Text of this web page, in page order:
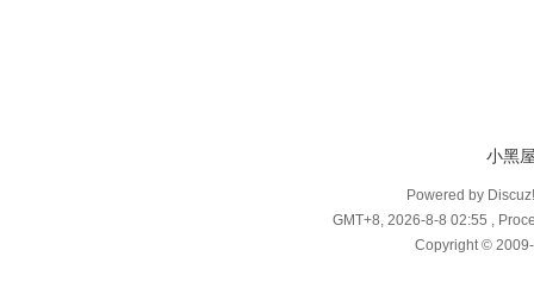
小黑
Powered by
GMT+8, 2026-8-8 02:55 ,
Copyright ©